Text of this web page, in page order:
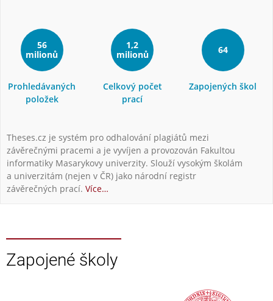
56
milionů
Prohledávaných
položek
1,2
milionů
Celkový počet
prací
64
Zapojených škol
Theses.cz je systém pro odhalování plagiátů mezi
závěrečnými pracemi a je vyvíjen a provozován Fakultou
informatiky Masarykovy univerzity. Slouží vysokým školám
a univerzitám (nejen v ČR) jako národní registr
závěrečných prací. Více…
Zapojené školy